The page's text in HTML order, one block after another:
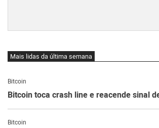
Mais lidas da última semana
Bitcoin
Bitcoin toca crash line e reacende sinal
Bitcoin